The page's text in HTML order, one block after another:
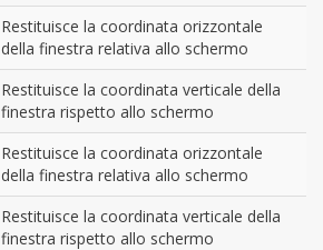
Restituisce la coordinata orizzontale
della finestra relativa allo schermo
Restituisce la coordinata verticale della
finestra rispetto allo schermo
Restituisce la coordinata orizzontale
della finestra relativa allo schermo
Restituisce la coordinata verticale della
finestra rispetto allo schermo